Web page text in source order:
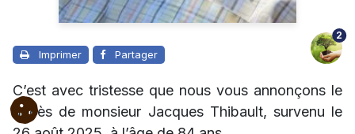
Imprimer Partager
2
C’est avec tristesse que nous vous annonçons le
décès de monsieur Jacques Thibault, survenu le